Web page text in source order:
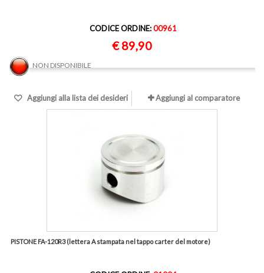
CODICE ORDINE:00961
€ 89,90
NON DISPONIBILE
Aggiungi alla lista dei desideri Aggiungi al comparatore
PISTONE FA-120R3 (lettera A stampata nel tappo carter del motore)